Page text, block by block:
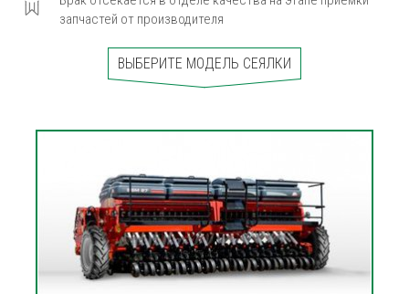
запчастей от производителя
ВЫБЕРИТЕ МОДЕЛЬ СЕЯЛКИ